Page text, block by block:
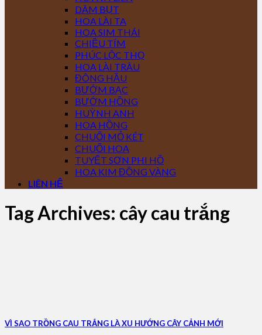
DÂM BỤT
HOA LÀI TA
HOA SIM THÁI
CHIỀU TÍM
PHÚC LỘC THỌ
HOA LÀI TRÂU
ĐÔNG HẦU
BƯỚM BẠC
BƯỚM HỒNG
HUỲNH ANH
HOA HỒNG
CHUỐI MỎ KÉT
CHUỐI HOA
TUYẾT SƠN PHI HỒ
HOA KIM ĐỒNG VÀNG
LIÊN HỆ
Tag Archives: cây cau trắng
VÌ SAO TRỒNG CAU TRẮNG LÀ XU HƯỚNG CÂY CẢNH MỚI